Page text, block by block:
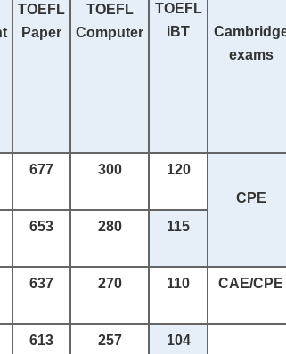
TOEFL
Paper
TOEFL
Computer
TOEFL
iBT
exams
677 300
120
CPE
653 280 115
637 270 110 CAE/CPE
613 257 104